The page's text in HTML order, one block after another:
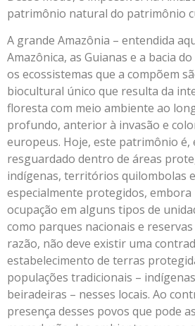
patrimônio natural do patrimônio
A grande Amazônia – entendida
Amazônica, as Guianas e a bacia
os ecossistemas que a compõem
biocultural único que resulta da
floresta com meio ambiente ao
profundo, anterior à invasão e
europeus. Hoje, este patrimônio é,
resguardado dentro de áreas
indígenas, territórios quilombolas
especialmente protegidos, embora
ocupação em alguns tipos de
como parques nacionais e
razão, não deve existir uma
estabelecimento de terras
populações tradicionais –
beiradeiras – nesses locais. Ao
presença desses povos que pode